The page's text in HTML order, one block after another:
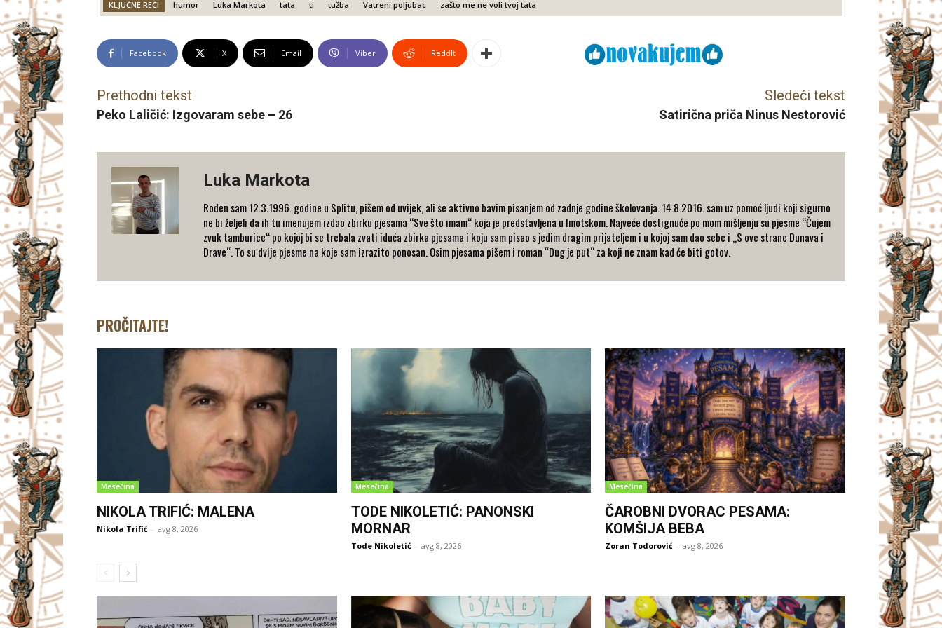
KLJUČNE REČI humor Luka Markota tata ti tužba Vatreni poljubac zašto me ne voli tvoj tata
Facebook X Email Viber ReddIt
Prethodni tekst
Peko Laličić: Izgovaram sebe – 26
Sledeći tekst
Satirična priča Ninus Nestorović
Luka Markota
Rođen sam 12.3.1996. godine u Splitu, pišem od uvijek, ali se aktivno bavim pisanjem od zadnje godine školovanja. 14.8.2016. sam uz pomoć ljudi koji sigurno
ne bi željeli da ih tu imenujem izdao zbirku pjesama “Sve što imam“ koja je predstavljena u Imotskom. Najveće dostignuće po mom mišljenju su pjesme “Čujem
zvuk tamburice“ po kojoj bi se trebala zvati iduća zbirka pjesama i koju sam pisao s jedim dragim prijateljem i u kojoj sam dao sebe i „S ove strane Dunava i
Drave“. To su dvije pjesme na koje sam izrazito ponosan. Osim pjesama pišem i roman “Dug je put“ za koji ne znam kad će biti gotov.
PROČITAJTE!
Mesečina
NIKOLA TRIFIĆ: MALENA
Nikola Trifić - avg 8, 2026
Mesečina
TODE NIKOLETIĆ: PANONSKI
MORNAR
Tode Nikoletić - avg 8, 2026
Mesečina
ČAROBNI DVORAC PESAMA:
KOMŠIJA BEBA
Zoran Todorović - avg 8, 2026